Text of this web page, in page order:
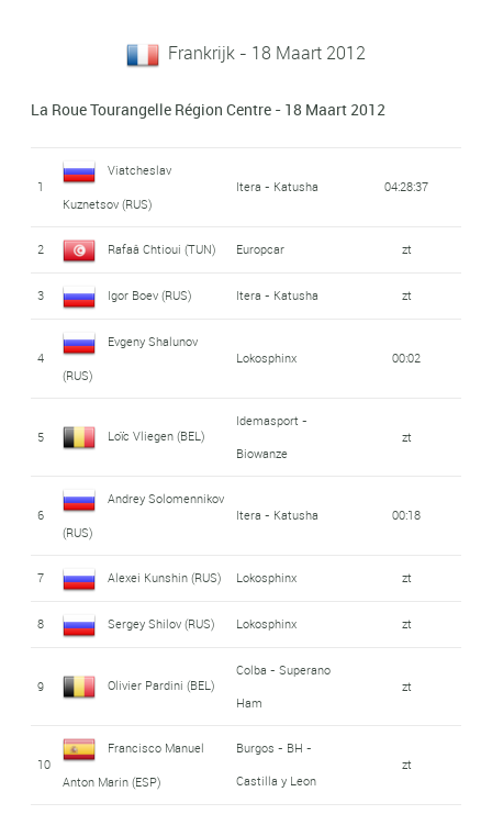
Frankrijk - 18 Maart 2012
La Roue Tourangelle Région Centre - 18 Maart 2012
1
Viatcheslav
Kuznetsov (RUS)
Itera - Katusha 04:28:37
2 Rafaâ Chtioui (TUN) Europcar zt
3 Igor Boev (RUS) Itera - Katusha zt
4
Evgeny Shalunov
(RUS)
Lokosphinx 00:02
5 Loïc Vliegen (BEL)
Idemasport -
Biowanze
zt
6
Andrey Solomennikov
(RUS)
Itera - Katusha 00:18
7 Alexei Kunshin (RUS) Lokosphinx zt
8 Sergey Shilov (RUS) Lokosphinx zt
9 Olivier Pardini (BEL)
Colba - Superano
Ham
zt
10
Francisco Manuel
Anton Marin (ESP)
Burgos - BH -
Castilla y Leon
zt